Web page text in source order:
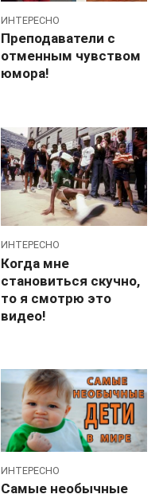
ИНТЕРЕСНО
Преподаватели с
отменным чувством
юмора!
ИНТЕРЕСНО
Когда мне
становиться скучно,
то я смотрю это
видео!
ИНТЕРЕСНО
Самые необычные